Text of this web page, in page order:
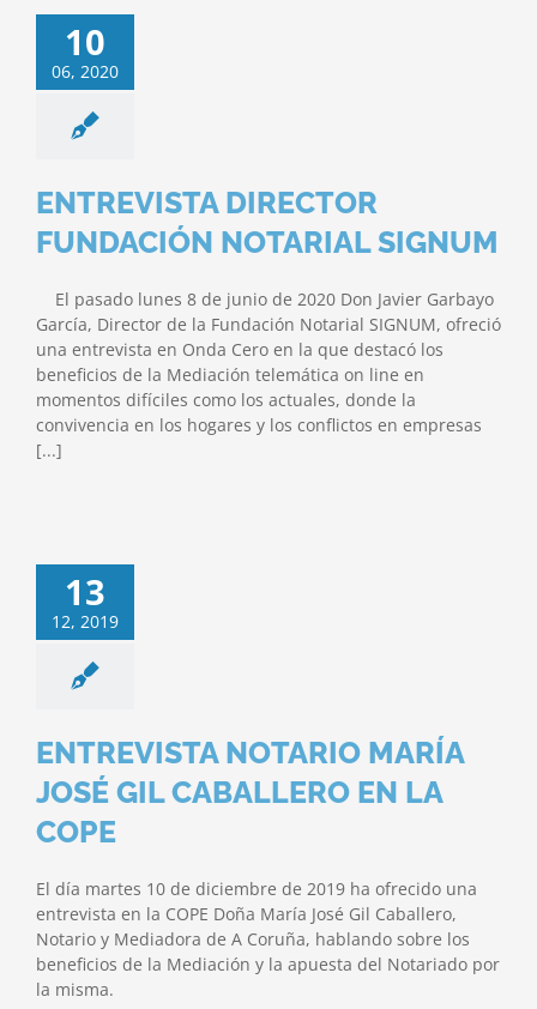
10
06, 2020
ENTREVISTA DIRECTOR
FUNDACIÓN NOTARIAL SIGNUM
El pasado lunes 8 de junio de 2020 Don Javier Garbayo
García, Director de la Fundación Notarial SIGNUM, ofreció
una entrevista en Onda Cero en la que destacó los
beneficios de la Mediación telemática on line en
momentos difíciles como los actuales, donde la
convivencia en los hogares y los conflictos en empresas
[...]
13
12, 2019
ENTREVISTA NOTARIO MARÍA
JOSÉ GIL CABALLERO EN LA
COPE
El día martes 10 de diciembre de 2019 ha ofrecido una
entrevista en la COPE Doña María José Gil Caballero,
Notario y Mediadora de A Coruña, hablando sobre los
beneficios de la Mediación y la apuesta del Notariado por
la misma.